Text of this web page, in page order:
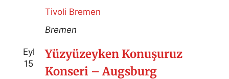
Tivoli Bremen
Bremen
Eyl
15
Yüzyüzeyken Konuşuruz
Konseri – Augsburg